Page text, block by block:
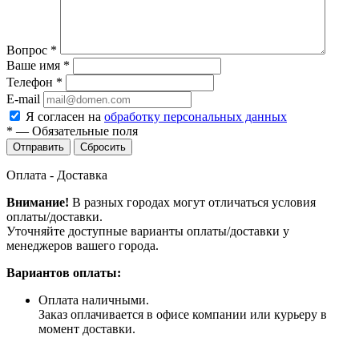
Вопрос *
Ваше имя *
Телефон *
E-mail
Я согласен на обработку персональных данных
* — Обязательные поля
Сбросить
Оплата - Доставка
Внимание! В разных городах могут отличаться условия
оплаты/доставки.
Уточняйте доступные варианты оплаты/доставки у
менеджеров вашего города.
Вариантов оплаты:
Оплата наличными.
Заказ оплачивается в офисе компании или курьеру в
момент доставки.